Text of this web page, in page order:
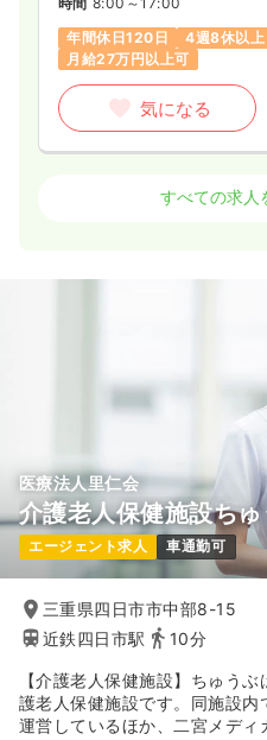
年間休日120日
4週8休以上
月給27万円以上可
気になる
オペ室(手術室)准看護師
日勤のみ（常勤）
給与 21.5万円/月 賞与4.55ヶ
※一例
時間 8:30～17:30
月給21万円以上可
気になる
すべての求人
医療法人里仁会
介護老人保健施設ちゅ
エージェント求人 車通勤可
三重県四日市市中部8-15
近鉄四日市駅
10分
【介護老人保健施設】ちゅう
護老人保健施設です。同施設
運営しているほか、二宮メディ